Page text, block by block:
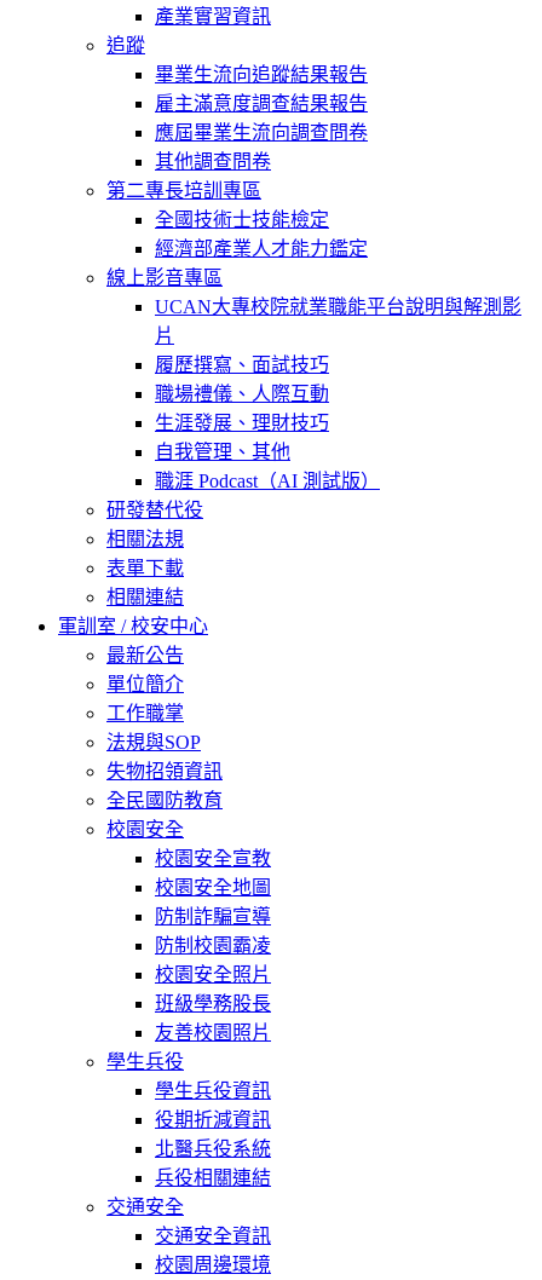
產業實習資訊
追蹤
畢業生流向追蹤結果報告
雇主滿意度調查結果報告
應屆畢業生流向調查問卷
其他調查問卷
第二專長培訓專區
全國技術士技能檢定
經濟部產業人才能力鑑定
線上影音專區
UCAN大專校院就業職能平台說明與解測影
片
履歷撰寫、面試技巧
職場禮儀、人際互動
生涯發展、理財技巧
自我管理、其他
職涯 Podcast（AI 測試版）
研發替代役
相關法規
表單下載
相關連結
軍訓室 / 校安中心
最新公告
單位簡介
工作職掌
法規與SOP
失物招領資訊
全民國防教育
校園安全
校園安全宣教
校園安全地圖
防制詐騙宣導
防制校園霸凌
校園安全照片
班級學務股長
友善校園照片
學生兵役
學生兵役資訊
役期折減資訊
北醫兵役系統
兵役相關連結
交通安全
交通安全資訊
校園周邊環境